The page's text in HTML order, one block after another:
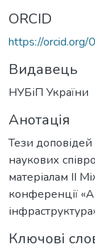
ORCID
https://
Видавець
НУБіП України
Анотація
Тези доповідей
наукових
матеріалам ІІ
конференції
Ключові